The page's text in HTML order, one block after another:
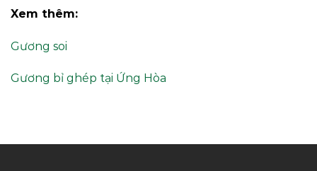
Xem thêm:
Gương soi
Gương bỉ ghép tại Ứng Hòa